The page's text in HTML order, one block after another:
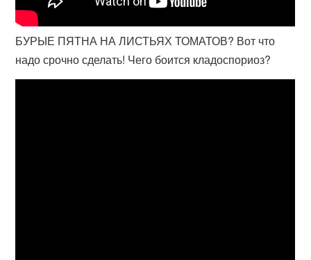
БУРЫЕ ПЯТНА НА ЛИСТЬЯХ ТОМАТОВ? Вот что
надо срочно сделать! Чего боится кладоспориоз?